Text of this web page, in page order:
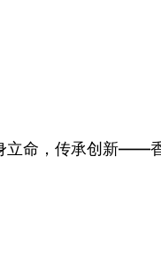
立命，传承创新——